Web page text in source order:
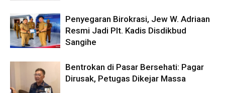
Penyegaran Birokrasi, Jew W. Adriaan
Resmi Jadi Plt. Kadis Disdikbud
Sangihe
Bentrokan di Pasar Bersehati: Pagar
Dirusak, Petugas Dikejar Massa